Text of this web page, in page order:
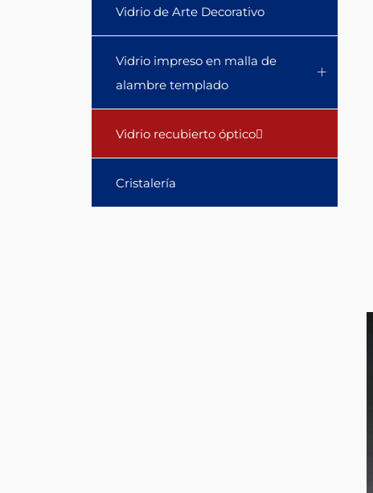
structure
Vidrio de Arte Decorativo
Vidrio impreso en malla de
alambre templado
Vidrio recubierto óptico
Cristalería